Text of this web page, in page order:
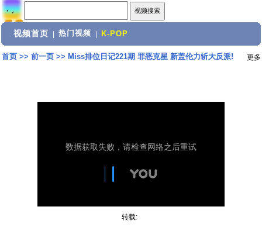
视频首页 热门视频 K-POP
首页>> 前一页>> Miss排位日记221期 罪恶克星 新盖伦力斩大反派! 更多
转载: